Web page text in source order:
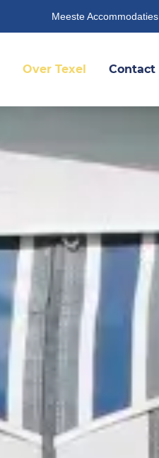
Meeste Accommodaties
Over Texel Contact